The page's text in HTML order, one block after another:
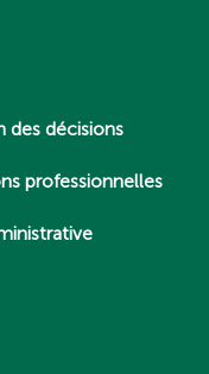
des décisions
professionnelles